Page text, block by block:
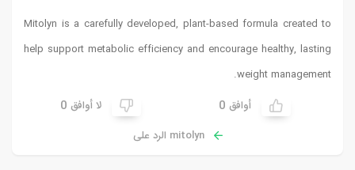
Mitolyn is a carefully developed, plant-based formula created to
help support metabolic efficiency and encourage healthy, lasting
weight management.
أوافق 0 لا أوافق 0
mitolyn الرد على